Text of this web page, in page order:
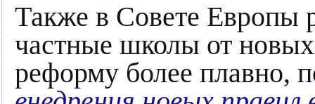
Также в Совете Европы
частные школы от
реформу более плавно,